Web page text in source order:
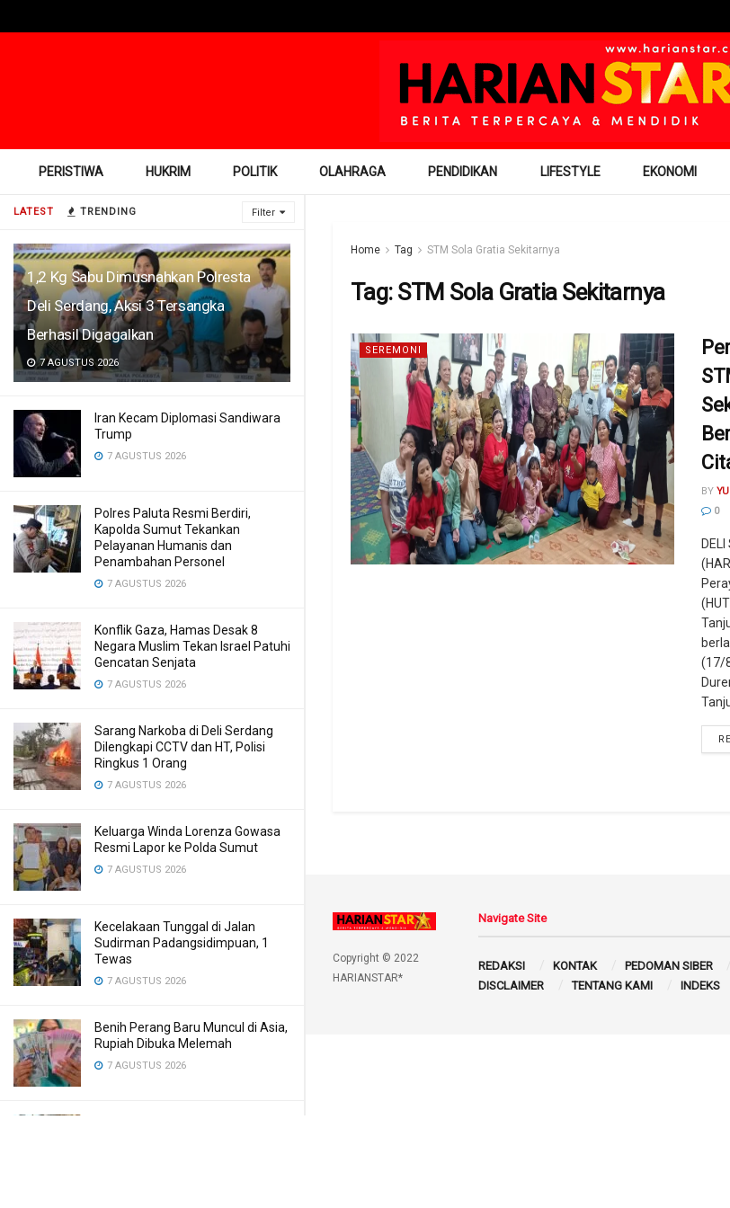
LATEST TRENDING Filter
1,2 Kg Sabu Dimusnahkan Polresta
Deli Serdang, Aksi 3 Tersangka
Berhasil Digagalkan
7 AGUSTUS 2026
Iran Kecam Diplomasi Sandiwara
Trump
7 AGUSTUS 2026
Polres Paluta Resmi Berdiri,
Kapolda Sumut Tekankan
Pelayanan Humanis dan
Penambahan Personel
7 AGUSTUS 2026
Konflik Gaza, Hamas Desak 8
Negara Muslim Tekan Israel Patuhi
Gencatan Senjata
7 AGUSTUS 2026
Sarang Narkoba di Deli Serdang
Dilengkapi CCTV dan HT, Polisi
Ringkus 1 Orang
7 AGUSTUS 2026
Keluarga Winda Lorenza Gowasa
Resmi Lapor ke Polda Sumut
7 AGUSTUS 2026
Kecelakaan Tunggal di Jalan
Sudirman Padangsidimpuan, 1
Tewas
7 AGUSTUS 2026
Benih Perang Baru Muncul di Asia,
Rupiah Dibuka Melemah
7 AGUSTUS 2026
PERISTIWA HUKRIM POLITIK OLAHRAGA PENDIDIKAN LIFESTYLE EKONOMI
Home Tag STM Sola Gratia Sekitarnya
Tag: STM Sola Gratia Sekitarnya
SEREMONI
BY
0
DELI
(17/
Copyright © 2022
HARIANSTAR*
Navigate Site
REDAKSI KONTAK PEDOMAN SIBER
DISCLAIMER
TENTANG KAMI INDEKS